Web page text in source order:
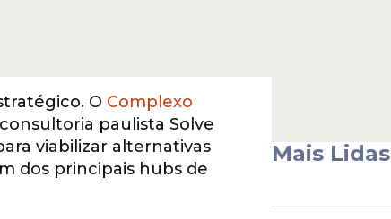
O Complexo
paulista Solve
viabilizar alternativas
dos principais hubs de
Mais Lidas